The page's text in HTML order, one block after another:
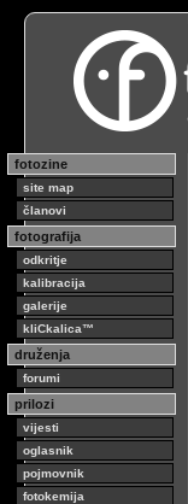
fotozine
site map
članovi
fotografija
odkritje
kalibracija
galerije
kliCkalica™
druženja
forumi
prilozi
vijesti
oglasnik
pojmovnik
fotokemija